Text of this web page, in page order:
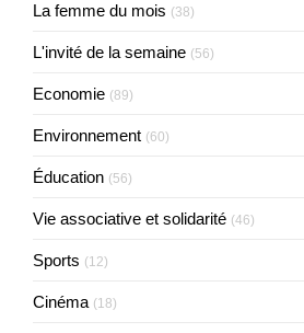
La femme du mois (38)
L'invité de la semaine (56)
Economie (89)
Environnement (60)
Éducation (56)
Vie associative et solidarité (46)
Sports (12)
Cinéma (18)